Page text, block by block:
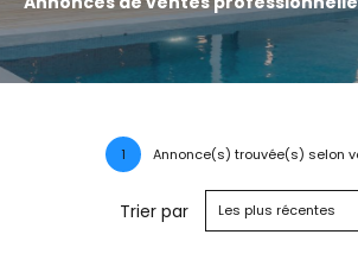
1 Annonce(s) trouvée(s) selon
Trier par Les plus récentes